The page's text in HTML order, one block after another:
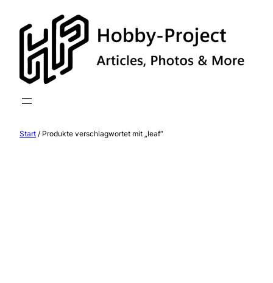
Inhalt
springen
Start / Produkte verschlagwortet mit „leaf“